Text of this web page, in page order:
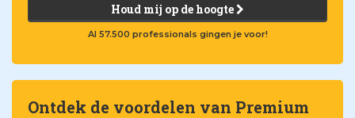
Houd mij op de hoogte
Al 57.500 professionals gingen je voor!
Ontdek de voordelen van Premium